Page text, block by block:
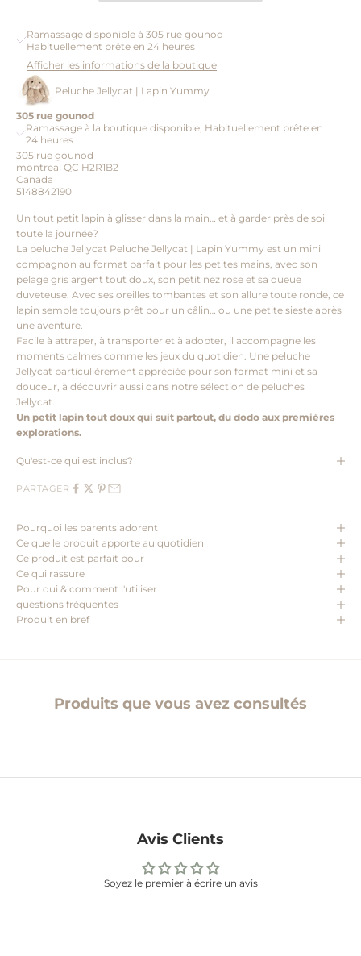
Ramassage disponible à 305 rue gounod
Habituellement prête en 24 heures
Afficher les informations de la boutique
Peluche Jellycat | Lapin Yummy
305 rue gounod
Ramassage à la boutique disponible, Habituellement prête en
24 heures
305 rue gounod
montreal QC H2R1B2
Canada
5148842190
Un tout petit lapin à glisser dans la main… et à garder près de soi
toute la journée?
La peluche Jellycat Peluche Jellycat | Lapin Yummy est un mini
compagnon au format parfait pour les petites mains, avec son
pelage gris argent tout doux, son petit nez rose et sa queue
duveteuse. Avec ses oreilles tombantes et son allure toute ronde, ce
lapin semble toujours prêt pour un câlin… ou une petite sieste après
une aventure.
Facile à attraper, à transporter et à adopter, il accompagne les
moments calmes comme les jeux du quotidien. Une peluche
Jellycat particulièrement appréciée pour son format mini et sa
douceur, à découvrir aussi dans notre sélection de peluches
Jellycat.
Un petit lapin tout doux qui suit partout, du dodo aux premières
explorations.
Qu'est-ce qui est inclus?
PARTAGER
Pourquoi les parents adorent
Ce que le produit apporte au quotidien
Ce produit est parfait pour
Ce qui rassure
Pour qui & comment l'utiliser
questions fréquentes
Produit en bref
Produits que vous avez consultés
Avis Clients
Soyez le premier à écrire un avis